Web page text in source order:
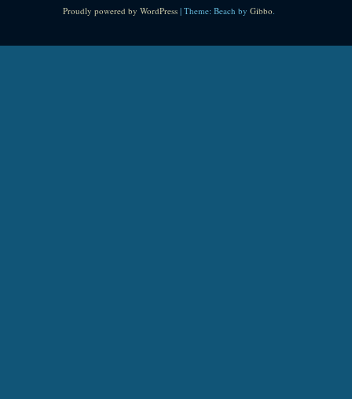
Proudly powered by WordPress | Theme: Beach by Gibbo.